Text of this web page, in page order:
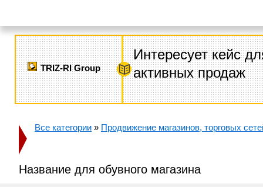
TRIZ-RI Group
Интересует кейс
активных продаж
Все категории » Продвижение магазинов, торговых
Название для обувного магазина